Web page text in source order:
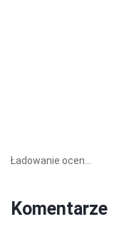
Ładowanie ocen...
Komentarze